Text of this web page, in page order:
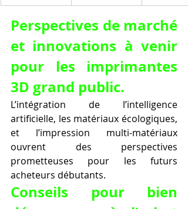
Perspectives de marché
et innovations à venir
pour les imprimantes
3D grand public.
L’intégration de l’intelligence
artificielle, les matériaux écologiques,
et l’impression multi-matériaux
ouvrent des perspectives
prometteuses pour les futurs
acheteurs débutants.
Conseils pour bien